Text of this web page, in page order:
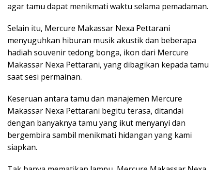
agar tamu dapat menikmati waktu selama pemadaman.
Selain itu, Mercure Makassar Nexa Pettarani
menyuguhkan hiburan musik akustik dan beberapa
hadiah souvenir tedong bonga, ikon dari Mercure
Makassar Nexa Pettarani, yang dibagikan kepada tamu
saat sesi permainan.
Keseruan antara tamu dan manajemen Mercure
Makassar Nexa Pettarani begitu terasa, ditandai
dengan banyaknya tamu yang ikut menyanyi dan
bergembira sambil menikmati hidangan yang kami
siapkan.